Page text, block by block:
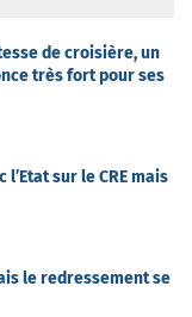
de croisière, un
très fort pour ses
l’Etat sur le CRE mais
le redressement se